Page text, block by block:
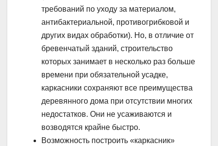
требований по уходу за материалом,
антибактериальной, противогрибковой и
других видах обработки). Но, в отличие от
бревенчатый зданий, строительство
которых занимает в несколько раз больше
времени при обязательной усадке,
каркасники сохраняют все преимущества
деревянного дома при отсутствии многих
недостатков. Они не усаживаются и
возводятся крайне быстро.
Возможность построить «каркасник»